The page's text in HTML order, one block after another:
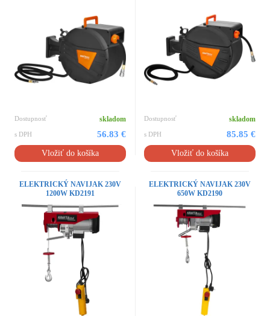
Dostupnosť skladom
s DPH 56.83 €
Vložiť do košíka
Dostupnosť skladom
s DPH 85.85 €
Vložiť do košíka
ELEKTRICKÝ NAVIJAK 230V
1200W KD2191
ELEKTRICKÝ NAVIJAK 230V
650W KD2190